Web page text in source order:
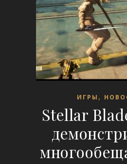
ИГРЫ ,
Stellar